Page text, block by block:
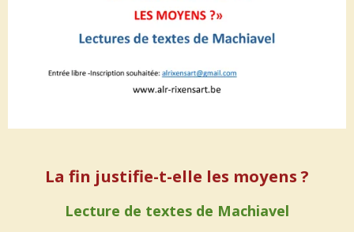
La fin justifie-t-elle les moyens ?
Lecture de textes de Machiavel